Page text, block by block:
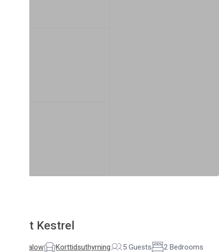
Kestrel
Korttidsuthyrning 5 Guests 2 Bedrooms